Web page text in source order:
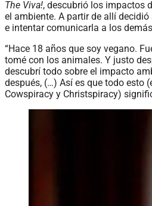
The Viva!, descubrió los impactos
el ambiente. A partir de allí
e intentar comunicarla a los
“Hace 18 años que soy vegano.
tomé con los animales. Y justo
descubrí todo sobre el impacto
después, (…) Así es que todo esto
Cowspiracy y Christspiracy)